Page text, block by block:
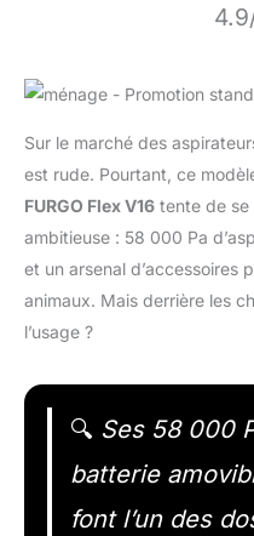
Sur le marché des
est rude. Pourtant, ce
FURGO Flex V16 tente de se
ambitieuse : 58 000 Pa
et un arsenal d’accessoires
animaux. Mais derrière les
l’usage ?
🔍 Ses 58 000
batterie
font l’un des